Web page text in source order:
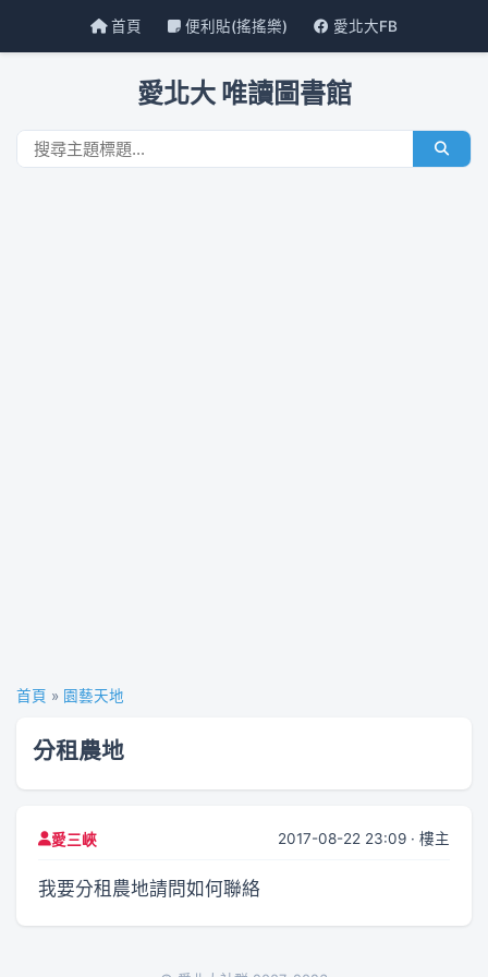
首頁 便利貼(搖搖樂) 愛北大FB
愛北大 唯讀圖書館
首頁 » 園藝天地
分租農地
愛三峽 2017-08-22 23:09 · 樓主
我要分租農地請問如何聯絡